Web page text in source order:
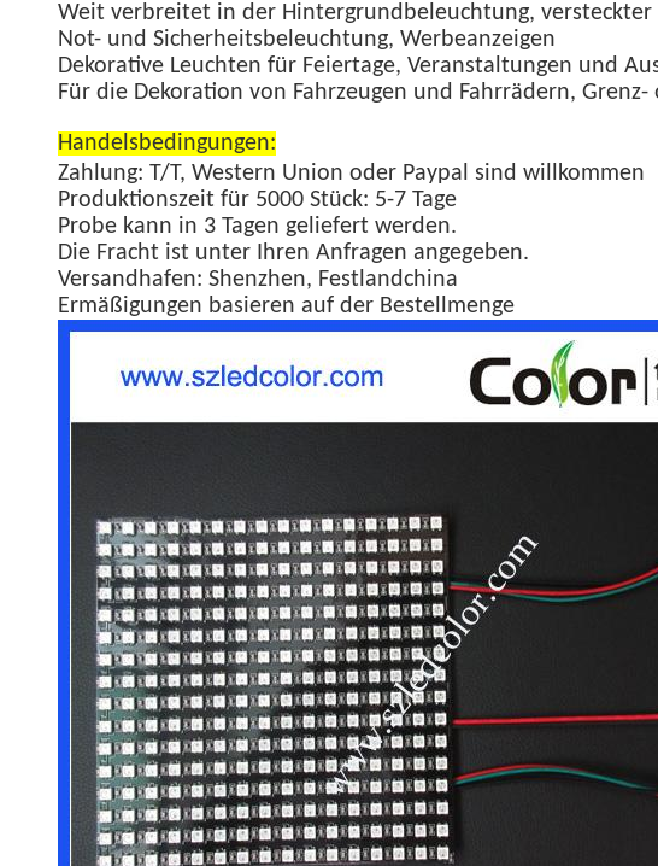
Weit verbreitet in der Hintergrundbeleuchtung,
Not- und Sicherheitsbeleuchtung, Werbeanzeigen
Dekorative Leuchten für Feiertage, Veranstaltungen und
Für die Dekoration von Fahrzeugen und Fahrrädern,
Handelsbedingungen:
Zahlung: T/T, Western Union oder Paypal sind willkommen
Produktionszeit für 5000 Stück: 5-7 Tage
Probe kann in 3 Tagen geliefert werden.
Die Fracht ist unter Ihren Anfragen angegeben.
Versandhafen: Shenzhen, Festlandchina
Ermäßigungen basieren auf der Bestellmenge